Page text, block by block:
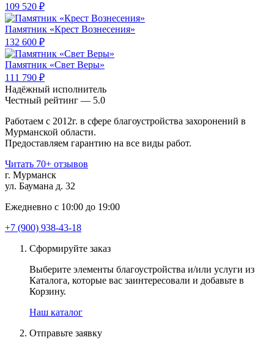
109 520 ₽
Памятник «Крест Вознесения»
132 600 ₽
Памятник «Свет Веры»
111 790 ₽
Надёжный исполнитель
Чеcтный рейтинг — 5.0
Работаем с 2012г. в сфере благоустройства захоронений в
Мурманской области.
Предоставляем гарантию на все виды работ.
Читать 70+ отзывов
г. Мурманск
ул. Баумана д. 32
Ежедневно с 10:00 до 19:00
+7 (900) 938-43-18
Сформируйте заказ
Выберите элементы благоустройства и/или услуги из
Каталога, которые вас заинтересовали и добавьте в
Корзину.
Наш каталог
Отправьте заявку